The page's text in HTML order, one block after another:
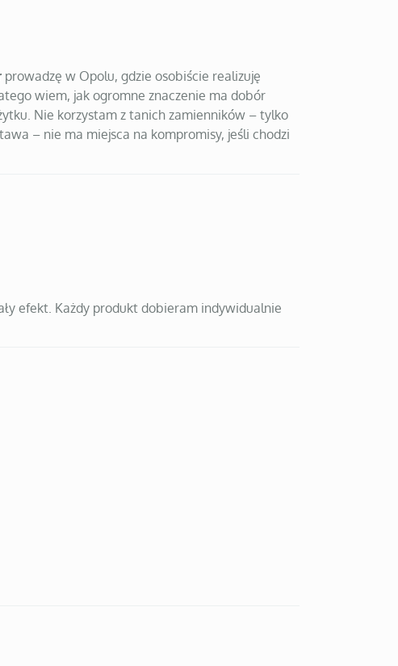
prowadzę w Opolu, gdzie osobiście realizuję
wiem, jak ogromne znaczenie ma dobór
Nie korzystam z tanich zamienników – tylko
– nie ma miejsca na kompromisy, jeśli chodzi
efekt. Każdy produkt dobieram indywidualnie